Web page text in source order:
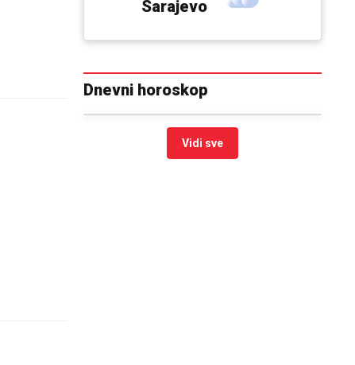
Sarajevo
Dnevni horoskop
Vidi sve